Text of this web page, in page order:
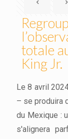
totale
King Jr.
Le 8 avril
– se produira
du Mexique :
s'alignera